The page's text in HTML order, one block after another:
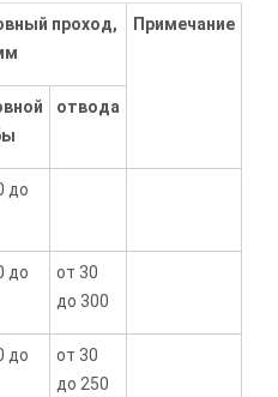
проход,
Примечание
отвода
до
до
от 30
до 300
до
от 30
до 250